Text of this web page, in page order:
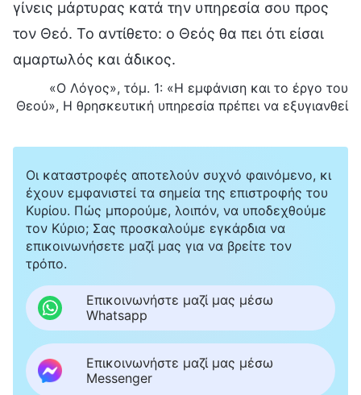
γίνεις μάρτυρας κατά την υπηρεσία σου προς
τον Θεό. Το αντίθετο: ο Θεός θα πει ότι είσαι
αμαρτωλός και άδικος.
«Ο Λόγος», τόμ. 1: «Η εμφάνιση και το έργο του
Θεού», Η θρησκευτική υπηρεσία πρέπει να εξυγιανθεί
Οι καταστροφές αποτελούν συχνό φαινόμενο, κι
έχουν εμφανιστεί τα σημεία της επιστροφής του
Κυρίου. Πώς μπορούμε, λοιπόν, να υποδεχθούμε
τον Κύριο; Σας προσκαλούμε εγκάρδια να
επικοινωνήσετε μαζί μας για να βρείτε τον
τρόπο.
Επικοινωνήστε μαζί μας μέσω
Whatsapp
Επικοινωνήστε μαζί μας μέσω
Messenger